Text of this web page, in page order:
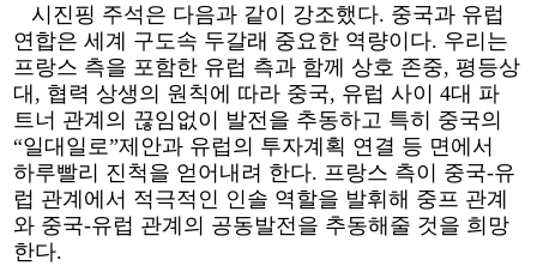
시진핑 주석은 다음과 같이 강조했다. 중국과 유럽
연합은 세계 구도속 두갈래 중요한 역량이다. 우리는
프랑스 측을 포함한 유럽 측과 함께 상호 존중, 평등상
대, 협력 상생의 원칙에 따라 중국, 유럽 사이 4대 파
트너 관계의 끊임없이 발전을 추동하고 특히 중국의
“일대일로”제안과 유럽의 투자계획 연결 등 면에서
하루빨리 진척을 얻어내려 한다. 프랑스 측이 중국-유
럽 관계에서 적극적인 인솔 역할을 발휘해 중프 관계
와 중국-유럽 관계의 공동발전을 추동해줄 것을 희망
한다.